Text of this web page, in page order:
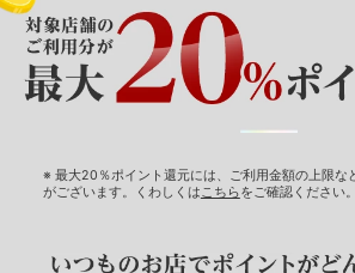
※ 最大20％ポイント還元には、ご利用金額の上限な
がございます。くわしくはこちらをご確認ください。